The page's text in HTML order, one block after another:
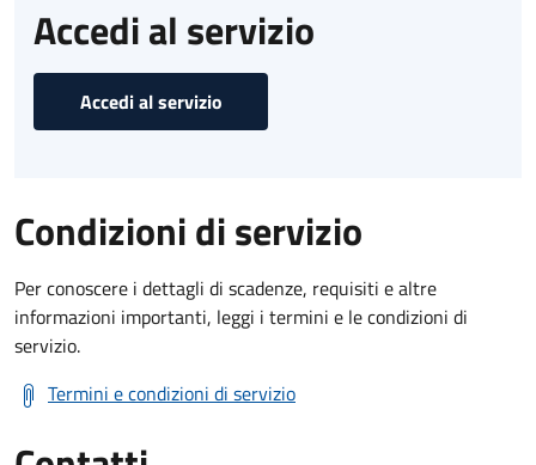
Accedi al servizio
Accedi al servizio
Condizioni di servizio
Per conoscere i dettagli di scadenze, requisiti e altre
informazioni importanti, leggi i termini e le condizioni di
servizio.
Termini e condizioni di servizio